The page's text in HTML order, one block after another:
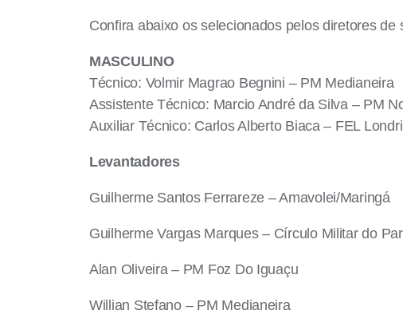
Confira abaixo os selecionados pelos diretores
MASCULINO
Técnico: Volmir Magrao Begnini – PM Medianeira
Assistente Técnico: Marcio André da Silva – PM
Auxiliar Técnico: Carlos Alberto Biaca – FEL
Levantadores
Guilherme Santos Ferrareze – Amavolei/Maringá
Guilherme Vargas Marques – Círculo Militar do
Alan Oliveira – PM Foz Do Iguaçu
Willian Stefano – PM Medianeira